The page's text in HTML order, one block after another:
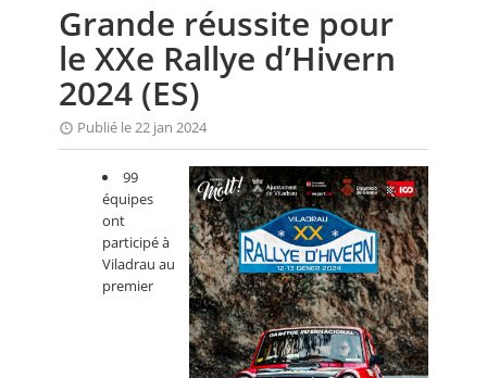
ANNUAIRES
PETITES ANNONCES
Grande réussite pour
le XXe Rallye d’Hivern
2024 (ES)
Publié le 22 jan 2024
99
équipes
ont
participé à
Viladrau au
premier